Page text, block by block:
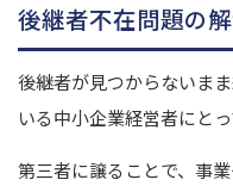
後継者不在問題の
後継者が見つからないま
いる中小企業経営者にと
第三者に譲ることで、事